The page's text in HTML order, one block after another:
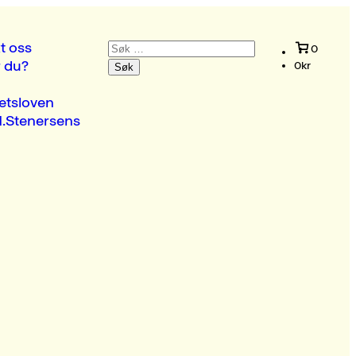
oss
du?
Søk
etter:
0
0kr